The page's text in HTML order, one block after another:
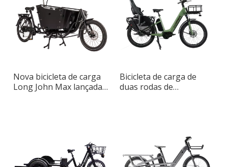
Nova bicicleta de carga
Long John Max lançada
Bicicleta de carga de
duas rodas de